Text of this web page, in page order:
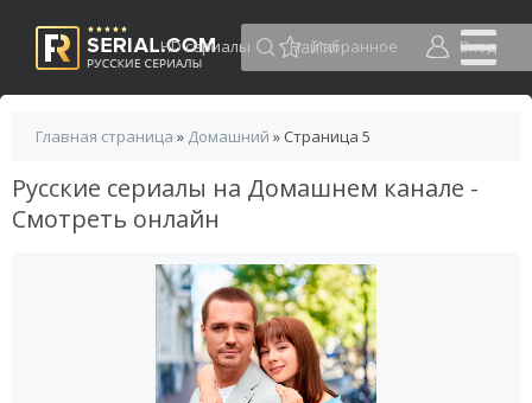
HD сериалы Избранное Вход
Главная страница » Домашний » Страница 5
Русские сериалы на Домашнем канале -
Смотреть онлайн